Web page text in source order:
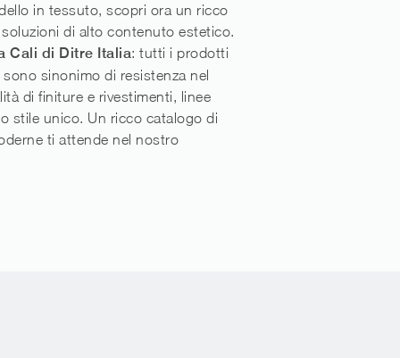
in tessuto, scopri ora un ricco
di alto contenuto estetico.
Cali di Ditre Italia: tutti i prodotti
sono sinonimo di resistenza nel
di finiture e rivestimenti, linee
stile unico. Un ricco catalogo di
ti attende nel nostro